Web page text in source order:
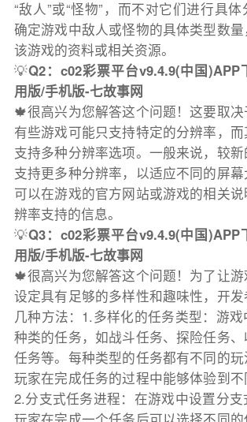
“敌人”或“怪物”，而不对它们进行具
确定游戏中敌人或怪物的具体类型数
该游戏的资料或相关资源。
💡Q2：c02彩票平台v9.4.9(中国)APP
用版/手机版-七故事网
🍁很高兴为您解答这个问题！这要取决
有些游戏可能只支持特定的分辨率，
支持多种分辨率选项。一般来说，较
支持更多种分辨率，以适应不同的屏
可以在游戏的官方网站或游戏的相关
辨率支持的信息。
💡Q3：c02彩票平台v9.4.9(中国)APP
用版/手机版-七故事网
🍁很高兴为您解答这个问题！为了让
设定具有足够的多样性和趣味性，开
几种方法：1.多样化的任务类型：游
种类的任务，如战斗任务、探险任务
任务等。每种类型的任务都有不同的
玩家在完成任务的过程中能够体验到不
2.分支式任务进程：在游戏中设置分